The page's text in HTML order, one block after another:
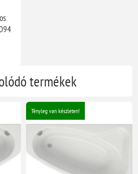
termékek
Tényleg van készleten!